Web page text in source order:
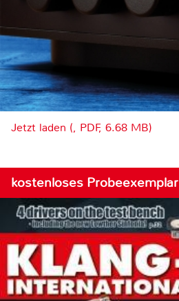
Jetzt laden (, PDF, 6.68 MB)
kostenloses Probeexemplar